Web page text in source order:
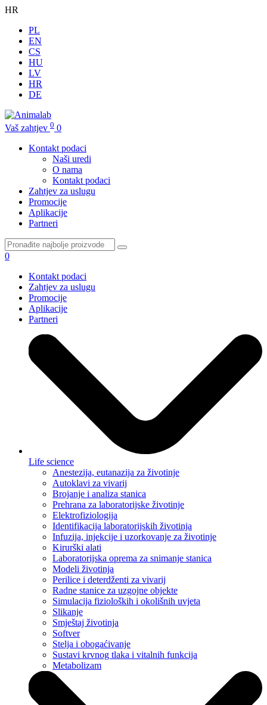
HR
PL
EN
CS
HU
LV
HR
DE
Vaš zahtjev 0 0
Kontakt podaci
Naši uredi
O nama
Kontakt podaci
Zahtjev za uslugu
Promocije
Aplikacije
Partneri
0
Kontakt podaci
Zahtjev za uslugu
Promocije
Aplikacije
Partneri
Life science
Anestezija, eutanazija za životinje
Autoklavi za vivarij
Brojanje i analiza stanica
Prehrana za laboratorijske životinje
Elektrofiziologija
Identifikacija laboratorijskih životinja
Infuzija, injekcije i uzorkovanje za životinje
Kirurški alati
Laboratorijska oprema za snimanje stanica
Modeli životinja
Perilice i deterdženti za vivarij
Radne stanice za uzgojne objekte
Simulacija fizioloških i okolišnih uvjeta
Slikanje
Smještaj životinja
Softver
Stelja i obogaćivanje
Sustavi krvnog tlaka i vitalnih funkcija
Metabolizam